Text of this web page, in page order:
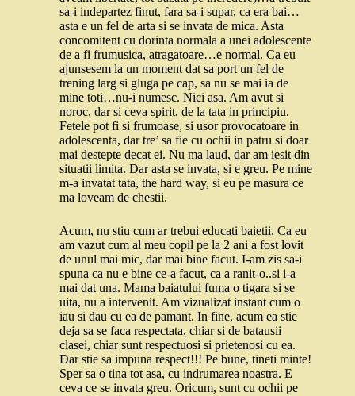
sa-i indepartez finut, fara sa-i supar, ca era bai…
asta e un fel de arta si se invata de mica. Asta
concomitent cu dorinta normala a unei adolescente
de a fi frumusica, atragatoare…e normal. Ca eu
ajunsesem la un moment dat sa port un fel de
trening larg si gluga pe cap, sa nu se mai ia de
mine toti…nu-i numesc. Nici asa. Am avut si
noroc, dar si ceva spirit, de la tata in principiu.
Fetele pot fi si frumoase, si usor provocatoare in
adolescenta, dar tre’ sa fie cu ochii in patru si doar
mai destepte decat ei. Nu ma laud, dar am iesit din
situatii limita. Dar asta se invata, si e greu. Pe mine
m-a invatat tata, the hard way, si eu pe masura ce
ma loveam de chestii.
Acum, nu stiu cum ar trebui educati baietii. Ca eu
am vazut cum al meu copil pe la 2 ani a fost lovit
de unul mai mic, dar mai bine facut. I-am zis sa-i
spuna ca nu e bine ce-a facut, ca a ranit-o..si i-a
mai dat una. Mama baiatului fuma o tigara si se
uita, nu a intervenit. Am vizualizat instant cum o
iau si dau cu ea de pamant. In fine, acum ea stie
deja sa se faca respectata, chiar si de batausii
clasei, chiar sunt respectuosi si prietenosi cu ea.
Dar stie sa impuna respect!!! Pe bune, tineti minte!
Sper sa o tina tot asa, cu indrumarea noastra. E
ceva ce se invata greu. Oricum, sunt cu ochii pe